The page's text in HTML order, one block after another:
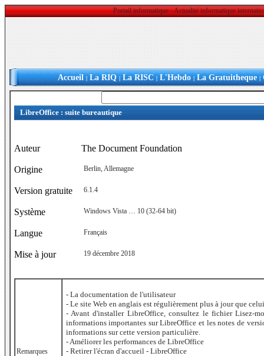
Portail informatique - Actualité informatique
Accueil | La RIQ | La RISC | L'Hebdo | La Gratuitheque |
LibreOffice : suite bureautique
Auteur The Document Foundation
Origine Berlin, Allemagne
Version gratuite 6.1.4
Système Windows Vista … 10 (32-64 bit)
Langue Français
Mise à jour 19 décembre 2018
Remarques
- La documentation de l'utilisateur
- Le site Web en anglais est régulièrement plus à jour que
- Avant d'installer LibreOffice, consultez le fichier Lisez-
informations importantes sur LibreOffice et les notes de
informations sur cette version particulière.
- Améliorer les performances de LibreOffice
- Retirer l'écran d'accueil - LibreOffice